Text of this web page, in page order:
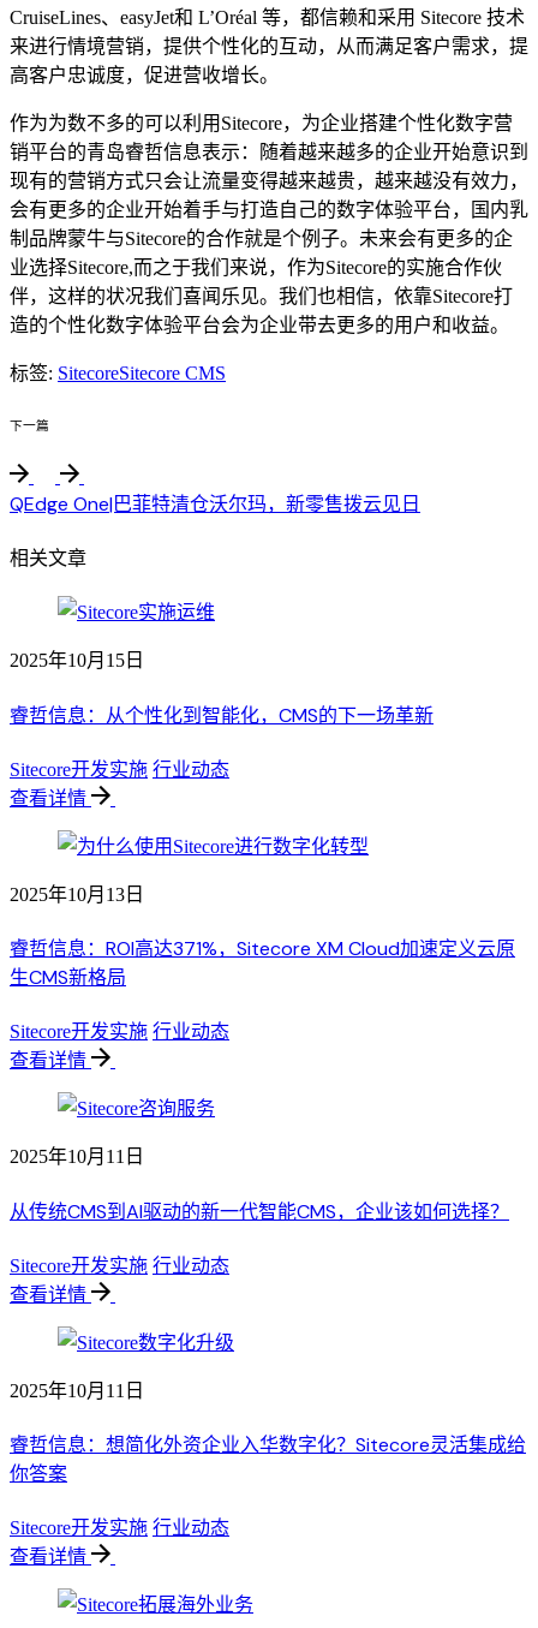
CruiseLines、easyJet和 L’Oréal 等，都信赖和采用 Sitecore 技术
来进行情境营销，提供个性化的互动，从而满足客户需求，提
高客户忠诚度，促进营收增长。
作为为数不多的可以利用Sitecore，为企业搭建个性化数字营
销平台的青岛睿哲信息表示：随着越来越多的企业开始意识到
现有的营销方式只会让流量变得越来越贵，越来越没有效力，
会有更多的企业开始着手与打造自己的数字体验平台，国内乳
制品牌蒙牛与Sitecore的合作就是个例子。未来会有更多的企
业选择Sitecore,而之于我们来说，作为Sitecore的实施合作伙
伴，这样的状况我们喜闻乐见。我们也相信，依靠Sitecore打
造的个性化数字体验平台会为企业带去更多的用户和收益。
标签: SitecoreSitecore CMS
下一篇
QEdge One|巴菲特清仓沃尔玛，新零售拨云见日
相关文章
2025年10月15日
睿哲信息：从个性化到智能化，CMS的下一场革新
Sitecore开发实施 行业动态
查看详情
2025年10月13日
睿哲信息：ROI高达371%，Sitecore XM Cloud加速定义云原
生CMS新格局
Sitecore开发实施 行业动态
查看详情
2025年10月11日
从传统CMS到AI驱动的新一代智能CMS，企业该如何选择？
Sitecore开发实施 行业动态
查看详情
2025年10月11日
睿哲信息：想简化外资企业入华数字化？Sitecore灵活集成给
你答案
Sitecore开发实施 行业动态
查看详情